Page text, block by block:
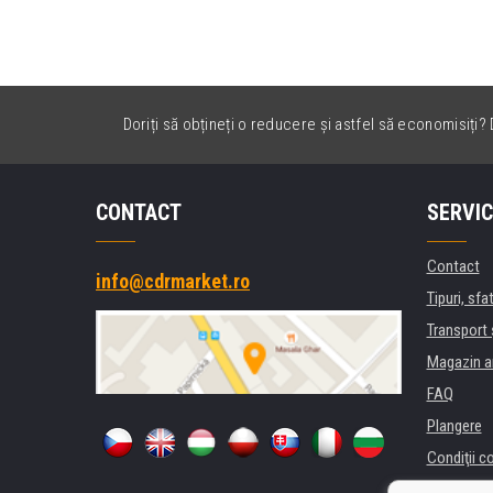
Doriți să obțineți o reducere și astfel să
CONTACT
info@cdrmarket.ro
Contact
Tipuri,
Transport
Magazin
FAQ
Plangere
Condiţii